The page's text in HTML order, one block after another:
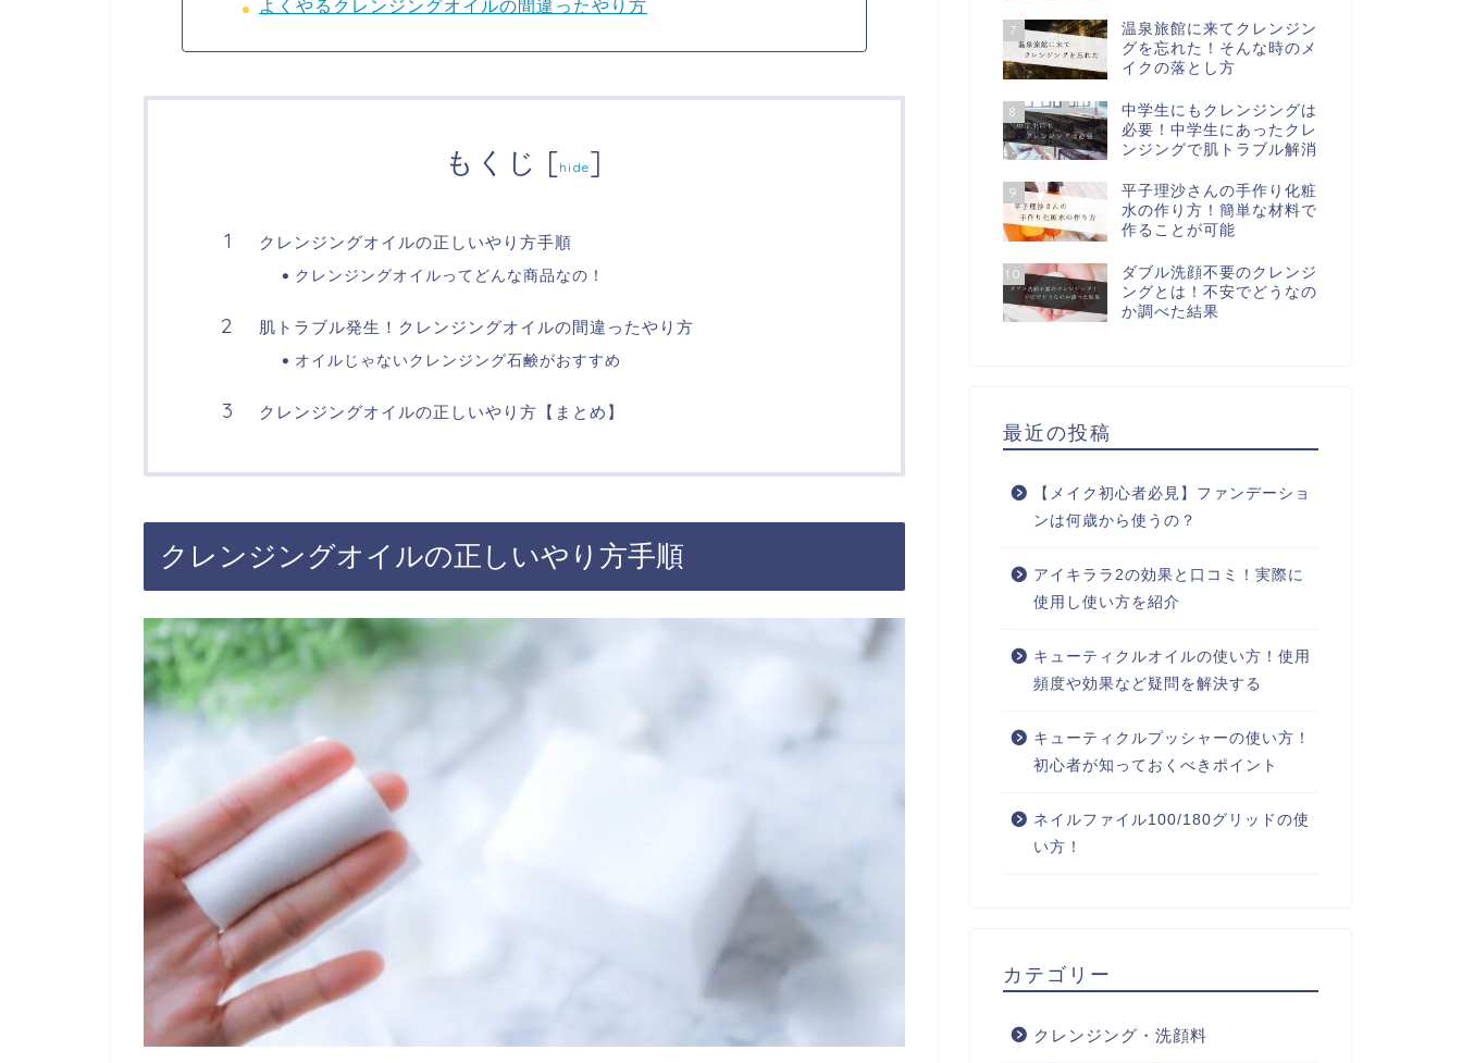
よくやるクレンジングオイルの間違ったやり方
もくじ [hide]
クレンジングオイルの正しいやり方手順
クレンジングオイルってどんな商品なの！
肌トラブル発生！クレンジングオイルの間違ったやり方
オイルじゃないクレンジング石鹸がおすすめ
クレンジングオイルの正しいやり方【まとめ】
クレンジングオイルの正しいやり方手順
7
温泉旅館に来てクレンジン
グを忘れた！そんな時のメ
イクの落とし方
8
中学生にもクレンジングは
必要！中学生にあったクレ
ンジングで肌トラブル解消
9
平子理沙さんの手作り化粧
水の作り方！簡単な材料で
作ることが可能
10
ダブル洗顔不要のクレンジ
ングとは！不安でどうなの
か調べた結果
最近の投稿
【メイク初心者必見】ファンデーショ
ンは何歳から使うの？
アイキララ2の効果と口コミ！実際に
使用し使い方を紹介
キューティクルオイルの使い方！使用
頻度や効果など疑問を解決する
キューティクルプッシャーの使い方！
初心者が知っておくべきポイント
ネイルファイル100/180グリッドの使
い方！
カテゴリー
クレンジング・洗顔料